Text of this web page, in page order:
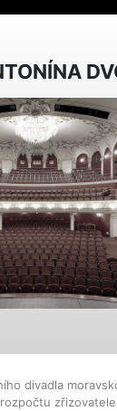
divadla
zřizovatele